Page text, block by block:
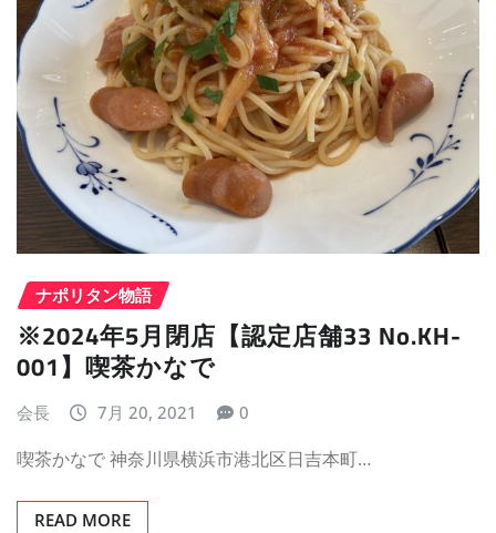
ナポリタン物語
※2024年5月閉店【認定店舗33 No.KH-
001】喫茶かなで
会長 7月 20, 2021 0
喫茶かなで 神奈川県横浜市港北区日吉本町…
READ MORE